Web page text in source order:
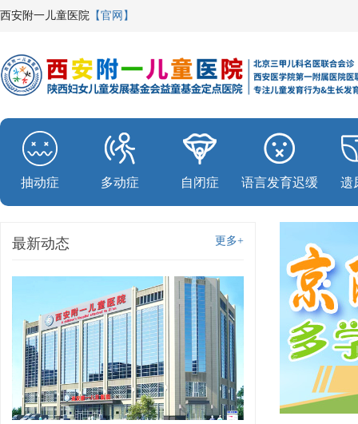
西安附一儿童医院 【官网】
抽动症 多动症 自闭症 语言发育迟缓 遗
更多+
最新动态